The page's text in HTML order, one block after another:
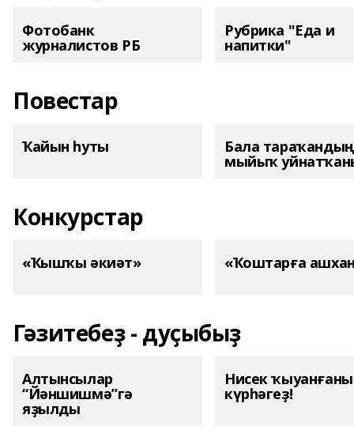
Фотобанк
журналистов РБ
Рубрика "Еда и
напитки"
Повестар
Ҡайын һуты Бала тараҡандың
мыйыҡ
Конкурстар
«Ҡышҡы әкиәт» «Ҡоштарға
Гәзитебеҙ - дуҫыбыҙ
Алтынсылар
“Йәншишмә”гә
яҙылды
Нисек
күрһәгеҙ!